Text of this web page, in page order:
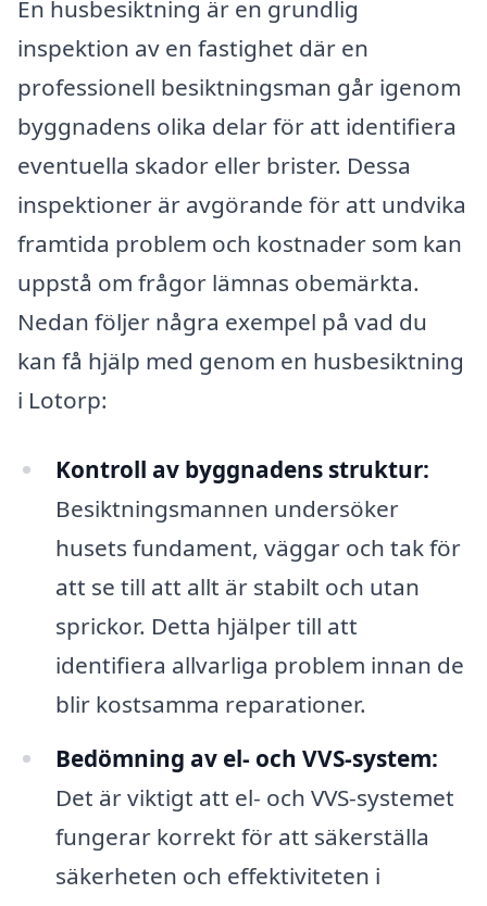
En husbesiktning är en grundlig
inspektion av en fastighet där en
professionell besiktningsman går igenom
byggnadens olika delar för att identifiera
eventuella skador eller brister. Dessa
inspektioner är avgörande för att undvika
framtida problem och kostnader som kan
uppstå om frågor lämnas obemärkta.
Nedan följer några exempel på vad du
kan få hjälp med genom en husbesiktning
i Lotorp:
Kontroll av byggnadens struktur:
Besiktningsmannen undersöker
husets fundament, väggar och tak för
att se till att allt är stabilt och utan
sprickor. Detta hjälper till att
identifiera allvarliga problem innan de
blir kostsamma reparationer.
Bedömning av el- och VVS-system:
Det är viktigt att el- och VVS-systemet
fungerar korrekt för att säkerställa
säkerheten och effektiviteten i